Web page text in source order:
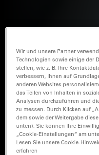
Wir und unsere Partner
Technologien sowie einige der
stellen, wie z. B. Ihre
verbessern, Ihnen auf
anderen Websites
das Teilen von Inhalten in
Analysen durchzuführen und
zu messen. Durch Klicken auf
dem sowie der Weitergabe
unten). Sie können Ihre
„Cookie-Einstellungen“ am
Lesen Sie unsere Cookie-
erfahren